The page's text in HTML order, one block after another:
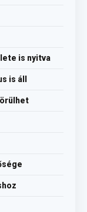
is nyitva
is áll